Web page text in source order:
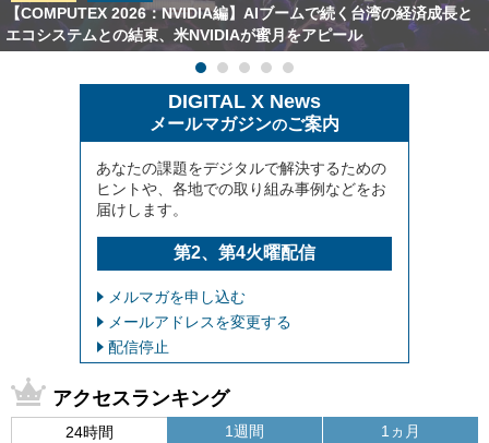
【COMPUTEX 2026：NVIDIA編】AIブームで続く台湾の経済成長と
エコシステムとの結束、米NVIDIAが蜜月をアピール
DIGITAL X News
メールマガジンのご案内
あなたの課題をデジタルで解決するための
ヒントや、各地での取り組み事例などをお
届けします。
第2、第4火曜配信
メルマガを申し込む
メールアドレスを変更する
配信停止
アクセスランキング
24時間 1週間 1ヵ月